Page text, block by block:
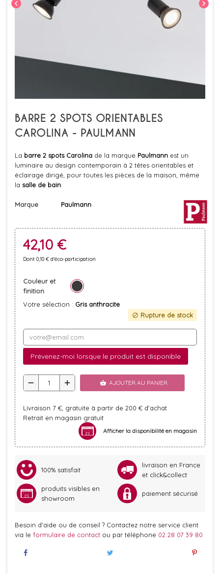
chevron_left chevron_right
BARRE 2 SPOTS ORIENTABLES
CAROLINA - PAULMANN
La barre 2 spots Carolina de la marque Paulmann est un
luminaire au design contemporain à 2 têtes orientables et
éclairage dirigé, pour toutes les pièces de la maison, même
la salle de bain
Marque Paulmann
42,10 €
Dont 0,10 € d'éco-participation
Couleur et
finition
Votre sélection : Gris anthracite
block Rupture de stock
Prévenez-moi lorsque le produit est disponible
remove add shopping_basket AJOUTER AU PANIER
Livraison 7 €, gratuite à partir de 200 € d'achat
Retrait en magasin gratuit
Afficher la disponibilité en magasin
100% satisfait
livraison en France
et click&collect
produits visibles en
showroom
paiement sécurisé
Besoin d'aide ou de conseil ? Contactez notre service client
via le formulaire de contact ou par téléphone 02 28 07 39 80